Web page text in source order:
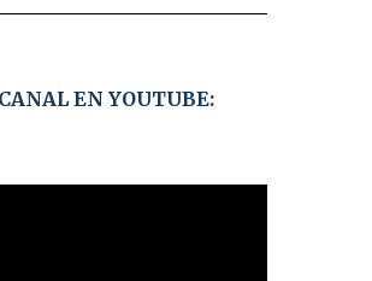
EN YOUTUBE: